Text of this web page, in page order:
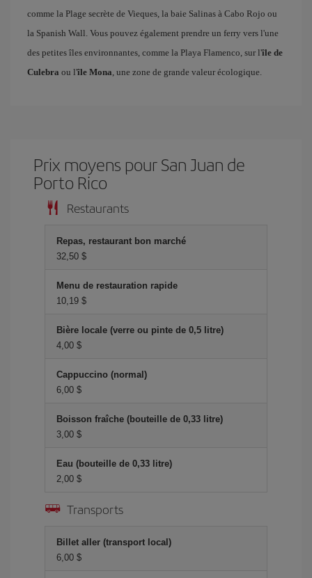
comme la Plage secrète de Vieques, la baie Salinas à Cabo Rojo ou
la Spanish Wall. Vous pouvez également prendre un ferry vers l'une
des petites îles environnantes, comme la Playa Flamenco, sur l'île de
Culebra ou l'île Mona , une zone de grande valeur écologique.
Prix ​​moyens pour San Juan de
Porto Rico
Restaurants
Repas, restaurant bon marché
32,50 $
Menu de restauration rapide
10,19 $
Bière locale (verre ou pinte de 0,5 litre)
4,00 $
Cappuccino (normal)
6,00 $
Boisson fraîche (bouteille de 0,33 litre)
3,00 $
Eau (bouteille de 0,33 litre)
2,00 $
Transports
Billet aller (transport local)
6,00 $